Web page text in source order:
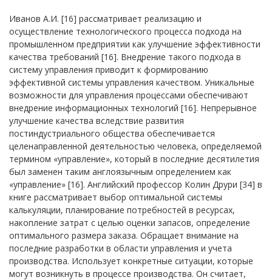
Иванов А.И. [16] рассматривает реализацию и
осуществление технологического процесса подхода на
промышленном предприятии как улучшение эффективности
качества требований [16]. Внедрение такого подхода в
систему управления приводит к формированию
эффективной системы управления качеством. Уникальные
возможности для управления процессами обеспечивают
внедрение информационных технологий [16]. Непрерывное
улучшение качества вследствие развития
постиндустриального общества обеспечивается
целенаправленной деятельностью человека, определяемой
термином «управление», который в последние десятилетия
был заменен таким англоязычным определением как
«управление» [16]. Английский профессор Колин Друри [34] в
книге рассматривает выбор оптимальной системы
калькуляции, планирование потребностей в ресурсах,
накопление затрат с целью оценки запасов, определение
оптимального размера заказа. Обращает внимание на
последние разработки в области управления и учета
производства. Использует конкретные ситуации, которые
могут возникнуть в процессе производства. Он считает,